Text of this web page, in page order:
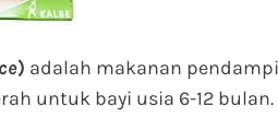
) adalah makanan
untuk bayi usia 6-12 bulan.